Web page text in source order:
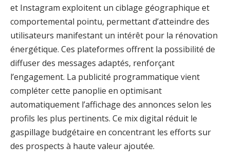
et Instagram exploitent un ciblage géographique et
comportemental pointu, permettant d’atteindre des
utilisateurs manifestant un intérêt pour la rénovation
énergétique. Ces plateformes offrent la possibilité de
diffuser des messages adaptés, renforçant
l’engagement. La publicité programmatique vient
compléter cette panoplie en optimisant
automatiquement l’affichage des annonces selon les
profils les plus pertinents. Ce mix digital réduit le
gaspillage budgétaire en concentrant les efforts sur
des prospects à haute valeur ajoutée.